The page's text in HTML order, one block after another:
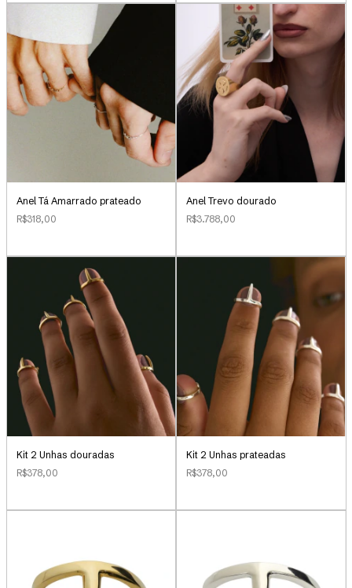
Anel Tá Amarrado prateado
R$318,00
Anel Trevo dourado
R$3.788,00
Kit 2 Unhas douradas
R$378,00
Kit 2 Unhas prateadas
R$378,00